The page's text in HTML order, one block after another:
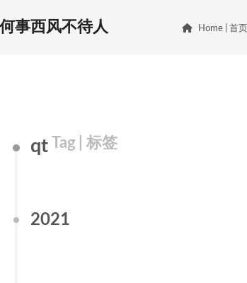
何事西风不待人 Home 首页
qt Tag 标签
2021